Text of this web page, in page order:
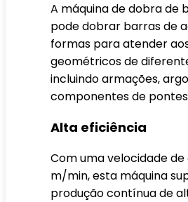
A máquina de dobra de
pode dobrar barras de
formas para atender
geométricos de
incluindo armações,
componentes de
Alta eficiência
Com uma velocidade de
m/min, esta máquina
produção contínua de